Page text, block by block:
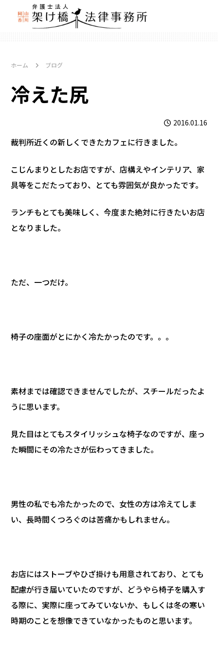
ホーム ブログ
冷えた尻
2016.01.16
裁判所近くの新しくできたカフェに行きました。
こじんまりとしたお店ですが、店構えやインテリア、家
具等をこだたっており、とても雰囲気が良かったです。
ランチもとても美味しく、今度また絶対に行きたいお店
となりました。
ただ、一つだけ。
椅子の座面がとにかく冷たかったのです。。。
素材までは確認できませんでしたが、スチールだったよ
うに思います。
見た目はとてもスタイリッシュな椅子なのですが、座っ
た瞬間にその冷たさが伝わってきました。
男性の私でも冷たかったので、女性の方は冷えてしま
い、長時間くつろぐのは苦痛かもしれません。
お店にはストーブやひざ掛けも用意されており、とても
配慮が行き届いていたのですが、どうやら椅子を購入す
る際に、実際に座ってみていないか、もしくは冬の寒い
時期のことを想像できていなかったものと思います。